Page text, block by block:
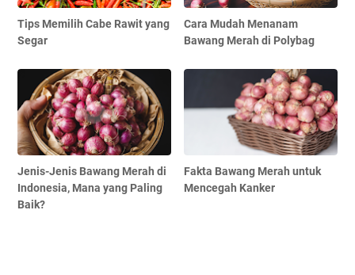
Tips Memilih Cabe Rawit yang
Segar
Cara Mudah Menanam
Bawang Merah di Polybag
Jenis-Jenis Bawang Merah di
Indonesia, Mana yang Paling
Baik?
Fakta Bawang Merah untuk
Mencegah Kanker